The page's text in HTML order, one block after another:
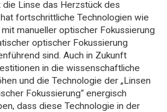
Linse das Herzstück des
fortschrittliche Technologien wie
manueller optischer Fokussierung
optischer Fokussierung
sind. Auch in Zukunft
in die wissenschaftliche
und die Technologie der „Linsen
Fokussierung“ energisch
dass diese Technologie in der